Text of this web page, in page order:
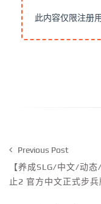
此内容仅限注册
Previous Post
【养成SLG/中文/动
止2 官方中文正式步